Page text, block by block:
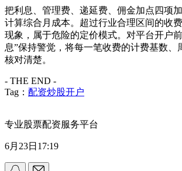
把利息、管理费、递延费、佣金加点四项
计算综合月成本。超过行业合理区间的收
现象，属于危险的定价模式。对平台开户
息”保持警觉，将每一笔收费的计费基数、
核对清楚。
- THE END -
Tag： 配资炒股开户
专业股票配资服务平台
6月23日17:19